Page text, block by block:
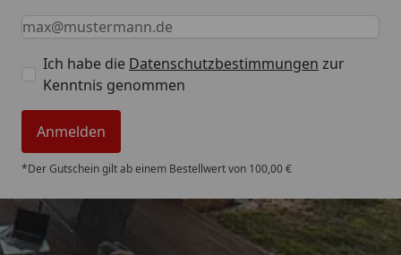
Keine Eingabe erforderlich
Eingabe erforderlich
E-Mail *
Ich habe die Datenschutzbestimmungen zur
Kenntnis genommen
Anmelden
*Der Gutschein gilt ab einem Bestellwert von 100,00 €